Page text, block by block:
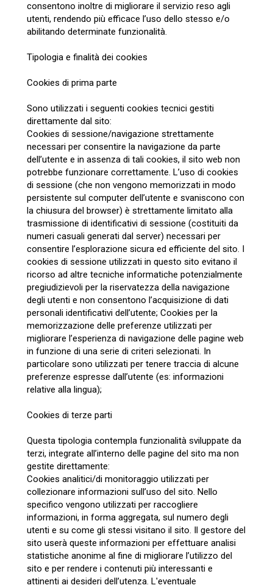
consentono inoltre di migliorare il servizio reso agli
utenti, rendendo più efficace l’uso dello stesso e/o
abilitando determinate funzionalità.
Tipologia e finalità dei cookies
Cookies di prima parte
Sono utilizzati i seguenti cookies tecnici gestiti
direttamente dal sito:
Cookies di sessione/navigazione strettamente
necessari per consentire la navigazione da parte
dell’utente e in assenza di tali cookies, il sito web non
potrebbe funzionare correttamente. L’uso di cookies
di sessione (che non vengono memorizzati in modo
persistente sul computer dell’utente e svaniscono con
la chiusura del browser) è strettamente limitato alla
trasmissione di identificativi di sessione (costituiti da
numeri casuali generati dal server) necessari per
consentire l’esplorazione sicura ed efficiente del sito. I
cookies di sessione utilizzati in questo sito evitano il
ricorso ad altre tecniche informatiche potenzialmente
pregiudizievoli per la riservatezza della navigazione
degli utenti e non consentono l’acquisizione di dati
personali identificativi dell’utente; Cookies per la
memorizzazione delle preferenze utilizzati per
migliorare l’esperienza di navigazione delle pagine web
in funzione di una serie di criteri selezionati. In
particolare sono utilizzati per tenere traccia di alcune
preferenze espresse dall’utente (es: informazioni
relative alla lingua);
Cookies di terze parti
Questa tipologia contempla funzionalità sviluppate da
terzi, integrate all’interno delle pagine del sito ma non
gestite direttamente:
Cookies analitici/di monitoraggio utilizzati per
collezionare informazioni sull’uso del sito. Nello
specifico vengono utilizzati per raccogliere
informazioni, in forma aggregata, sul numero degli
utenti e su come gli stessi visitano il sito. Il gestore del
sito userà queste informazioni per effettuare analisi
statistiche anonime al fine di migliorare l’utilizzo del
sito e per rendere i contenuti più interessanti e
attinenti ai desideri dell’utenza. L'eventuale